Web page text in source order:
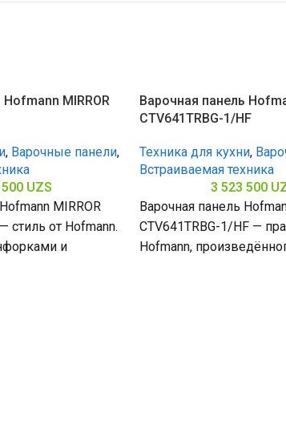
MIRROR
, Варочные панели,
UZS
MIRROR
стиль от Hofmann.
и
Варочная панель
CTV641TRBG-1/HF
Техника для кухни,
Встраиваемая техника
3 523 500
Варочная панель
CTV641TRBG-1/HF —
Hofmann,